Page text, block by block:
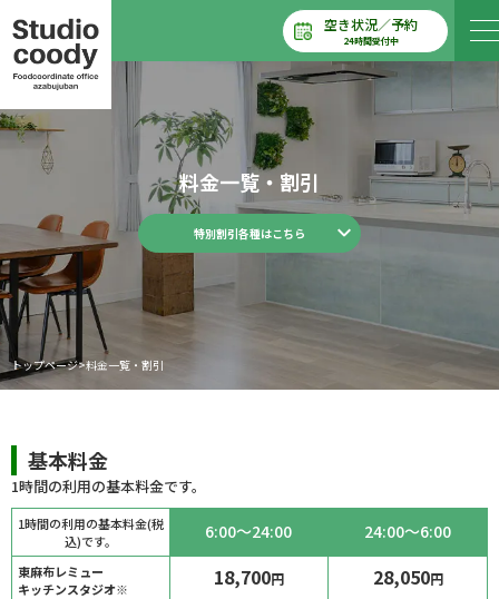
空き状況／予約
24時間受付中
料金一覧・割引
特別割引各種はこちら
トップページ>料金一覧・割引
基本料金
1時間の利用の基本料金です。
1時間の利用の基本料金(税
込)です。
6:00～24:00 24:00～6:00
東麻布レミュー
キッチンスタジオ※
18,700円 28,050円